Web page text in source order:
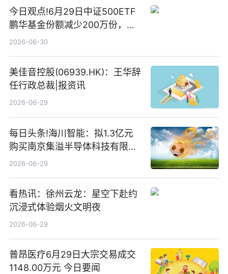
今日观点!6月29日中证500ETF
鹏华基金份额减少200万份，重
仓股亨通光电、赤峰黄金、佰维
2026-06-30
美佳音控股(06939.HK)：王华辞
任行政总裁|报资讯
2026-06-29
每日头条!海川智能：拟1.3亿元
购买南京集溢半导体科技有限公
司15.3%股权
2026-06-29
看热讯：徐州云龙：星空下赴约
沉浸式体验烟火文明夜
2026-06-29
普昂医疗6月29日大宗交易成交
1148.00万元 今日要闻